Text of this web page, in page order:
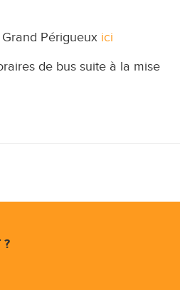
Périgueux ici
de bus suite à la mise
?